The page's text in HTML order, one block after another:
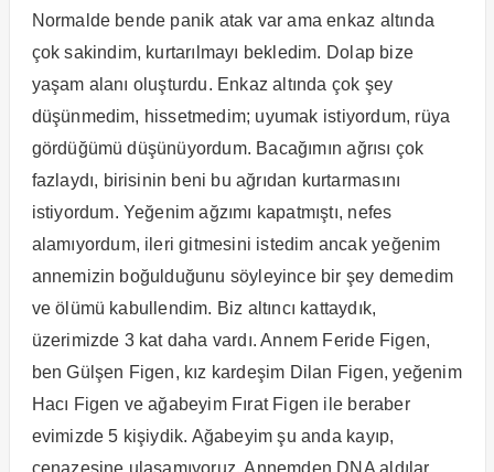
Normalde bende panik atak var ama enkaz altında
çok sakindim, kurtarılmayı bekledim. Dolap bize
yaşam alanı oluşturdu. Enkaz altında çok şey
düşünmedim, hissetmedim; uyumak istiyordum, rüya
gördüğümü düşünüyordum. Bacağımın ağrısı çok
fazlaydı, birisinin beni bu ağrıdan kurtarmasını
istiyordum. Yeğenim ağzımı kapatmıştı, nefes
alamıyordum, ileri gitmesini istedim ancak yeğenim
annemizin boğulduğunu söyleyince bir şey demedim
ve ölümü kabullendim. Biz altıncı kattaydık,
üzerimizde 3 kat daha vardı. Annem Feride Figen,
ben Gülşen Figen, kız kardeşim Dilan Figen, yeğenim
Hacı Figen ve ağabeyim Fırat Figen ile beraber
evimizde 5 kişiydik. Ağabeyim şu anda kayıp,